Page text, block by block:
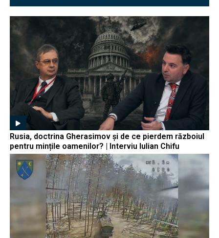
Rusia, doctrina Gherasimov și de ce pierdem războiul
pentru mințile oamenilor? | Interviu Iulian Chifu